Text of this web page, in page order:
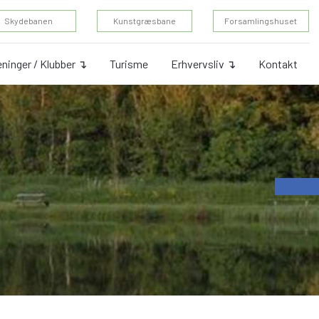
Skydebanen Kunstgræsbane Forsamlingshuset
/ Klubber ↴ Turisme Erhvervsliv ↴ Kontakt